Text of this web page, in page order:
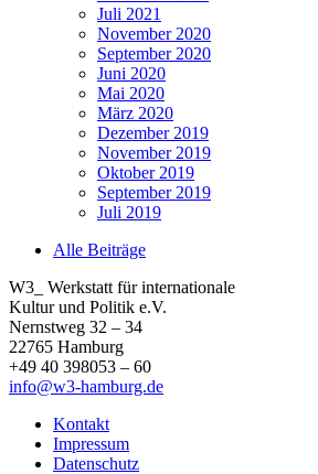
Juli 2021
November 2020
September 2020
Juni 2020
Mai 2020
März 2020
Dezember 2019
November 2019
Oktober 2019
September 2019
Juli 2019
Alle Beiträge
W3_ Werkstatt für internationale
Kultur und Politik e.V.
Nernstweg 32 – 34
22765 Hamburg
+49 40 398053 – 60
info@w3-hamburg.de
Kontakt
Impressum
Datenschutz